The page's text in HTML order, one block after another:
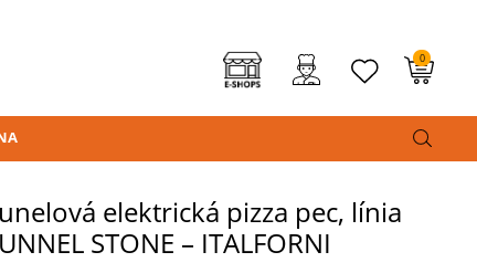
0
elektrická pizza pec, línia
STONE – ITALFORNI